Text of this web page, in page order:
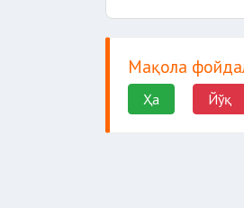
Мақола
Ҳа Йўқ